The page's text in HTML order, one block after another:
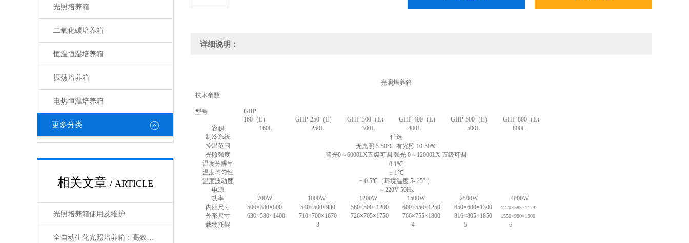
光照培养箱
二氧化碳培养箱
恒温恒湿培养箱
振荡培养箱
电热恒温培养箱
更多分类
相关文章 / ARTICLE
光照培养箱使用及维护
全自动生化光照培养箱：高效培养的核心设备
详细说明：
技术参数
型号
光照培养箱
GHP-
160（E） GHP-250（E） GHP-300（E） GHP-400（E） GHP-500（E） GHP-800（E）
容积
160L 250L 300L 400L 500L
800L
制冷系统
任选
控温范围
无光照 5-50℃ 有光照 10-50℃
光照强度
普光0～6000LX五级可调 强光 0～ 12000LX 五级可调
温度分辨率
0.1℃
温度均匀性
± 1℃
温度波动度
± 0.5℃（环境温度 5- 25° ）
电源
～220V 50Hz
功率
700W 1000W 1200W 1500W 2500W
4000W
内胆尺寸
500×380×800 540×500×980 560×500×1200 600×550×1250 650×600×1300 1220×585×1123
外形尺寸 630×580×1400 710×700×1670 726×705×1750 766×755×1800 816×805×1850 1550×900×1900
载物托架 3 4 5 6